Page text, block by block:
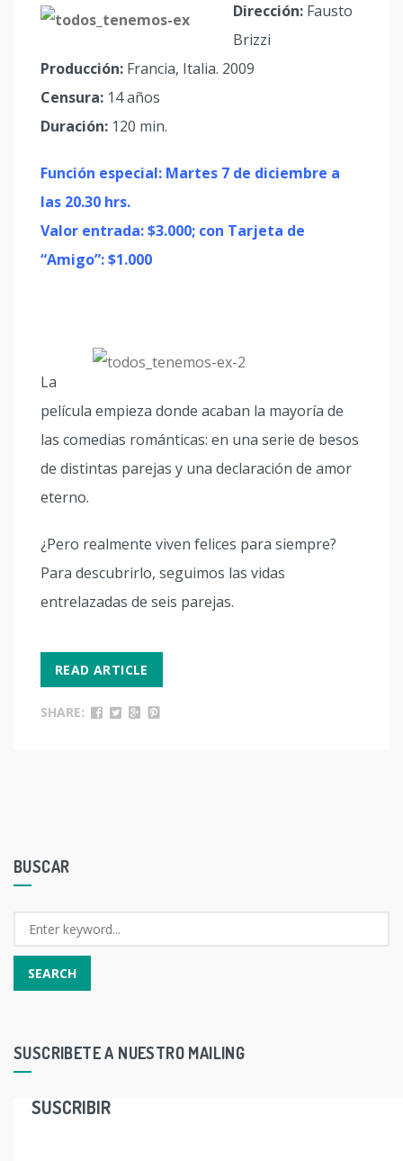
Dirección: Fausto
Brizzi
Producción: Francia, Italia. 2009
Censura: 14 años
Duración: 120 min.
Función especial: Martes 7 de diciembre a
las 20.30 hrs.
Valor entrada: $3.000; con Tarjeta de
“Amigo”: $1.000
La
película empieza donde acaban la mayoría de
las comedias románticas: en una serie de besos
de distintas parejas y una declaración de amor
eterno.
¿Pero realmente viven felices para siempre?
Para descubrirlo, seguimos las vidas
entrelazadas de seis parejas.
READ ARTICLE
SHARE:
BUSCAR
SUSCRIBETE A NUESTRO MAILING
SUSCRIBIR